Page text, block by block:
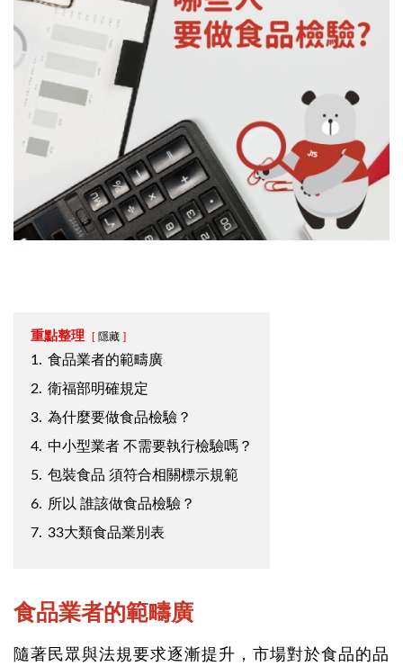
重點整理 隱藏
1. 食品業者的範疇廣
2. 衛福部明確規定
3. 為什麼要做食品檢驗？
4. 中小型業者 不需要執行檢驗嗎？
5. 包裝食品 須符合相關標示規範
6. 所以 誰該做食品檢驗？
7. 33大類食品業別表
食品業者的範疇廣
隨著民眾與法規要求逐漸提升，市場對於食品的品